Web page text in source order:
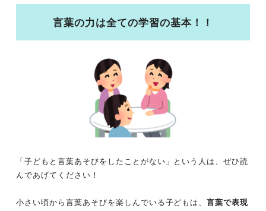
言葉の力は全ての学習の基本！！
「子どもと言葉あそびをしたことがない」という人は、ぜひ読
んであげてください！
小さい頃から言葉あそびを楽しんでいる子どもは、言葉で表現